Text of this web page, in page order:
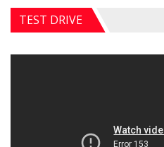
TEST DRIVE